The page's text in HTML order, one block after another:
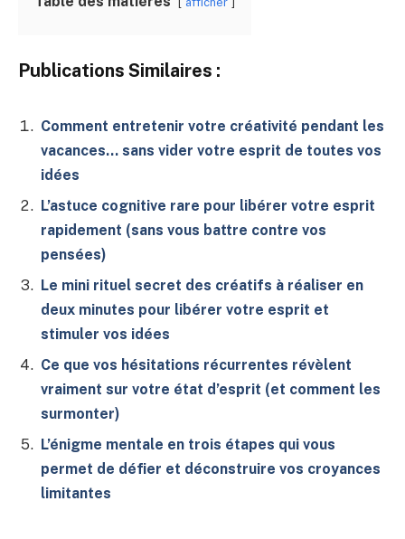
Publications Similaires :
Comment entretenir votre créativité pendant les
vacances… sans vider votre esprit de toutes vos
idées
L’astuce cognitive rare pour libérer votre esprit
rapidement (sans vous battre contre vos
pensées)
Le mini rituel secret des créatifs à réaliser en
deux minutes pour libérer votre esprit et
stimuler vos idées
Ce que vos hésitations récurrentes révèlent
vraiment sur votre état d’esprit (et comment les
surmonter)
L’énigme mentale en trois étapes qui vous
permet de défier et déconstruire vos croyances
limitantes